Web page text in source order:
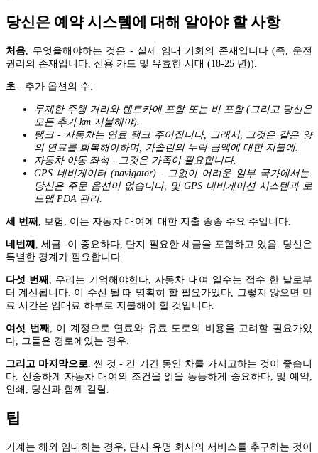
당신은 예약 시스템에 대해 알아야 할 사항
처음 , 무엇을해야하는 것은 - 실제 임대 기회의 존재입니다 (즉, 운전
권리의 존재입니다, 신용 카드 및 유효한 시대 (18-25 년)).
초 - 추가 옵션의 수:
무제한 주행 거리와 렌트카에 포함 또는 비 포함 (그리고 당신은
모든 추가 km 지불해야).
탱크 - 자동차는 연료 탱크 주어집니다, 그래서, 그것은 같은 양
의 연료를 회복해야하며, 가솔린의 누락 금액에 대한 지불에.
자동차 아동 좌석 - 그것은 가족이 필요합니다.
GPS 네비게이터 (navigator) - 그없이 어려운 일부 국가에서는.
당신은 주문 옵션이 없습니다, 및 GPS 내비게이션 시스템과 로
드맵 PDA 관리.
세 번째 , 보험, 이는 자동차 대여에 대한 지출 종종 주요 주입니다.
네번째
, 세금 -이 중요하다, 단지 필요한 세금을 포함하고 있음. 당신은
특별한 경계가 필요합니다.
다섯 번째
, 우리는 기억해야한다, 자동차 대여 일수는 접수 한 날로부
터 계산됩니다. 이 수신 될 때 명확히 할 필요가있다, 그렇지 않으면 만
료 시간은 임대료 하루로 지불해야 할 것입니다.
여섯 번째
, 이 계정으로 연료와 유료 도로의 비용을 고려할 필요가있
다, 그들은 경로에있는 경우.
그리고 마지막으로 . 싼 것 - 긴 기간 동안 차를 가지고하는 것이 좋습니
다. 신중하게 자동차 대여의 조건을 읽을 동등하게 중요하다, 및 예약,
인쇄, 당신과 함께 걸릴.
팁
기계는 해외 임대하는 경우, 단지 유명 회사의 서비스를 추구하는 것이